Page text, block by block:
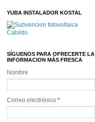
YUBA INSTALADOR KOSTAL
SÍGUENOS PARA OFRECERTE LA
INFORMACION MÁS FRESCA
Nombre
Correo electrónico *